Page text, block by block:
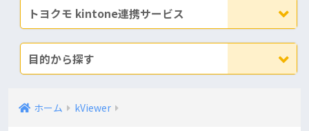
トヨクモ kintone連携サービス
目的から探す
ホーム kViewer